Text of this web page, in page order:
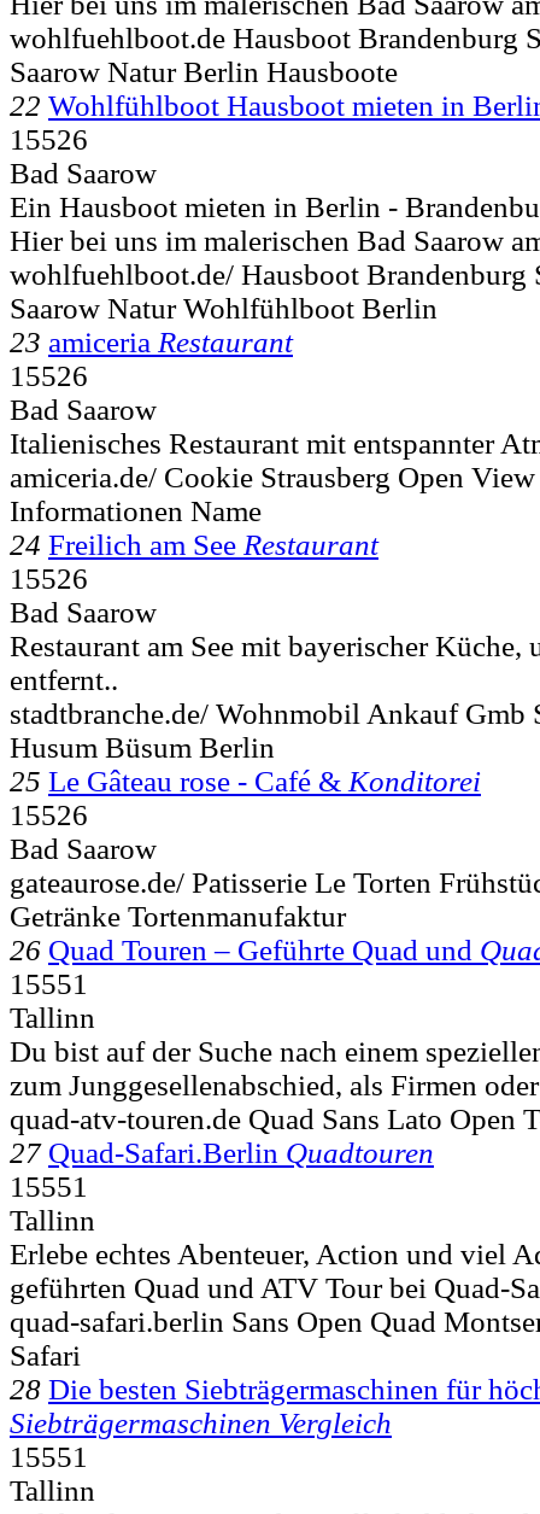
wohlfuehlboot.de Hausboot Brandenburg
Saarow Natur Berlin Hausboote
22 Wohlfühlboot Hausboot mieten in
15526
Bad Saarow
Ein Hausboot mieten in Berlin -
Hier bei uns im malerischen Bad Saarow
wohlfuehlboot.de/ Hausboot Brandenburg
Saarow Natur Wohlfühlboot Berlin
23 amiceria Restaurant
15526
Bad Saarow
Italienisches Restaurant mit entspannter
amiceria.de/ Cookie Strausberg Open
Informationen Name
24 Freilich am See Restaurant
15526
Bad Saarow
Restaurant am See mit bayerischer
entfernt..
stadtbranche.de/ Wohnmobil Ankauf Gmb
Husum Büsum Berlin
25 Le Gâteau rose - Café & Konditorei
15526
Bad Saarow
gateaurose.de/ Patisserie Le Torten
Getränke Tortenmanufaktur
26 Quad Touren – Geführte Quad und
15551
Tallinn
Du bist auf der Suche nach einem
zum Junggesellenabschied, als Firmen
quad-atv-touren.de Quad Sans Lato Open
27 Quad-Safari.Berlin Quadtouren
15551
Tallinn
Erlebe echtes Abenteuer, Action und viel
geführten Quad und ATV Tour bei Quad-
quad-safari.berlin Sans Open Quad
Safari
28 Die besten Siebträgermaschinen für
Siebträgermaschinen Vergleich
15551
Tallinn